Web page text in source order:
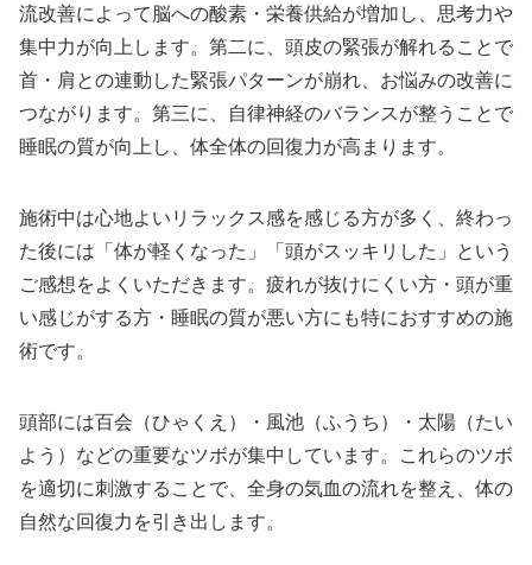
流改善によって脳への酸素・栄養供給が増加し、思考力や
集中力が向上します。第二に、頭皮の緊張が解れることで
首・肩との連動した緊張パターンが崩れ、お悩みの改善に
つながります。第三に、自律神経のバランスが整うことで
睡眠の質が向上し、体全体の回復力が高まります。
施術中は心地よいリラックス感を感じる方が多く、終わっ
た後には「体が軽くなった」「頭がスッキリした」という
ご感想をよくいただきます。疲れが抜けにくい方・頭が重
い感じがする方・睡眠の質が悪い方にも特におすすめの施
術です。
頭部には百会（ひゃくえ）・風池（ふうち）・太陽（たい
よう）などの重要なツボが集中しています。これらのツボ
を適切に刺激することで、全身の気血の流れを整え、体の
自然な回復力を引き出します。